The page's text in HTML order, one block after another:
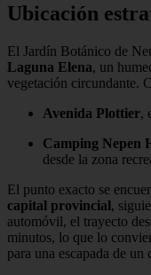
Ubicación
El Jardín Botánico de
Laguna Elena, un
vegetación circundante.
Avenida Plottier,
Camping Nepen
desde la zona
El punto exacto se
capital provincial,
automóvil, el trayecto
minutos, lo que lo
para una escapada de un